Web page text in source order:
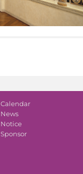
Calendar
News
Notice
Sponsor